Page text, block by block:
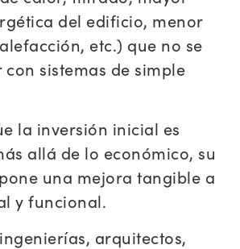
del edificio, menor
etc.) que no se
sistemas de simple
la inversión inicial es
allá de lo económico, su
una mejora tangible a
y funcional.
arquitectos,